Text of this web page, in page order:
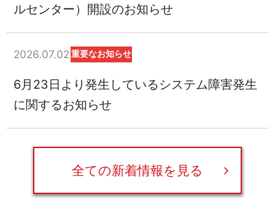
ルセンター）開設のお知らせ
2026.07.02 重要なお知らせ
6月23日より発生しているシステム障害発生
に関するお知らせ
全ての新着情報を見る